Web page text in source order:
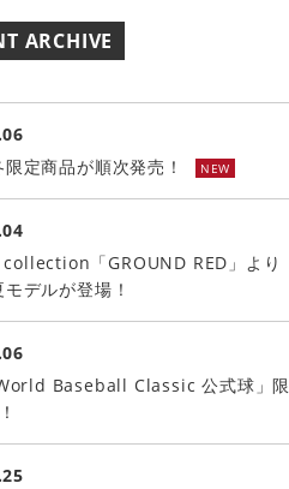
ARCHIVE
定商品が順次発売！
NEW
「GROUND RED」より
デルが登場！
Baseball Classic 公式球」限